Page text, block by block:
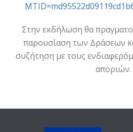
Στην εκδήλωση θα
παρουσίαση των Δράσεων
συζήτηση με τους
αποριών.